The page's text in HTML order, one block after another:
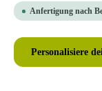
Anfertigung nach
Personalisiere